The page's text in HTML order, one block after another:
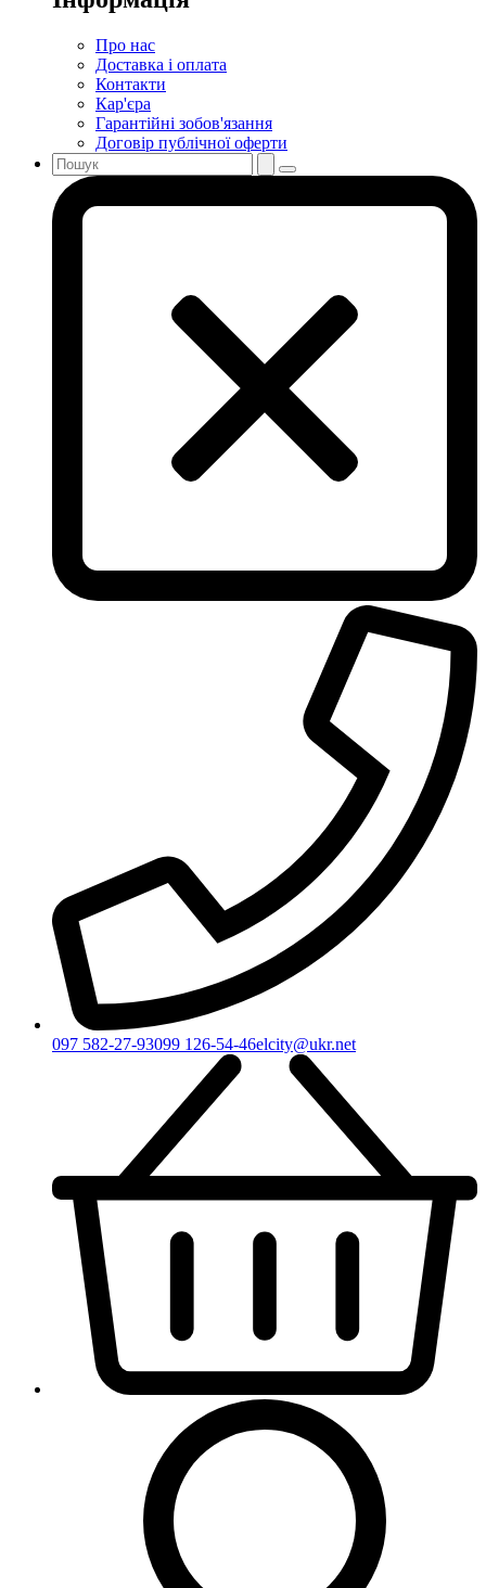
Про нас
Доставка і оплата
Контакти
Кар'єра
Гарантійні зобов'язання
Договір публічної оферти
097 582-27-93099 126-54-46elcity@ukr.net